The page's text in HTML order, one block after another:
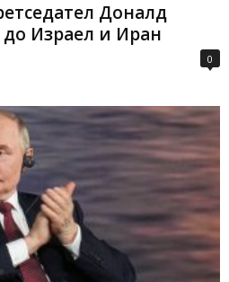
Доналд
Израел и Иран
0